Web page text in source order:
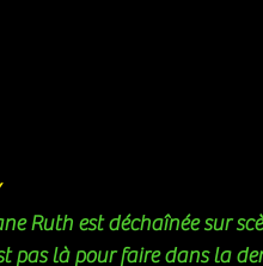
Ruth est déchaînée sur
pas là pour faire dans la